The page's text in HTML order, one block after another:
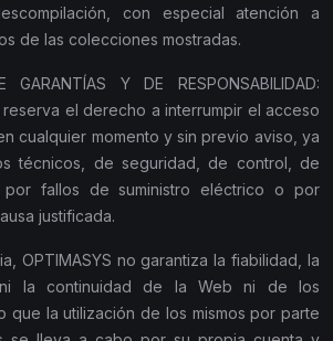
con especial atención a
de las colecciones mostradas.
GARANTÍAS Y DE RESPONSABILIDAD:
reserva el derecho a interrumpir el acceso
cualquier momento y sin previo aviso, ya
técnicos, de seguridad, de control, de
por fallos de suministro eléctrico o por
justificada.
OPTIMASYS no garantiza la fiabilidad, la
ni la continuidad de la Web ni de los
que la utilización de los mismos por parte